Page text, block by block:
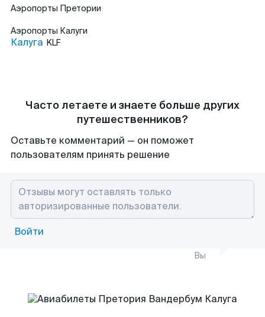
Аэропорты Претории
Аэропорты Калуги
Калуга KLF
Часто летаете и знаете больше других
путешественников?
Оставьте комментарий — он поможет
пользователям принять решение
Войти
Вы